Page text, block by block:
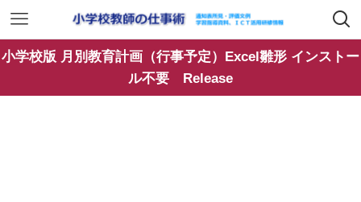
小学校版 月別教育計画（行事予定）Excel雛形 インストー
ル不要 Release